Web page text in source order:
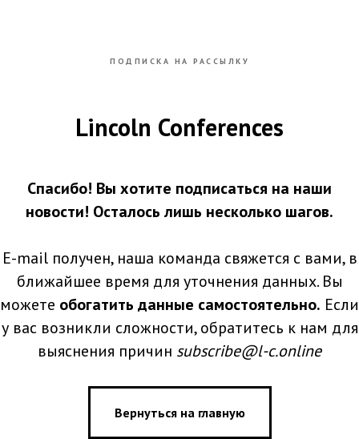
ПОДПИСКА НА РАССЫЛКУ
Lincoln Conferences
Спасибо! Вы хотите подписаться на наши
новости! Осталось лишь несколько шагов.
E-mail получен, наша команда свяжется с вами, в
ближайшее время для уточнения данных. Вы
можете обогатить данные самостоятельно. Если
у вас возникли сложности, обратитесь к нам для
выяснения причин subscribe@l-c.online
Вернуться на главную